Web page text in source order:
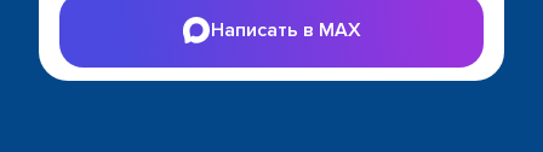
Написать в MAX